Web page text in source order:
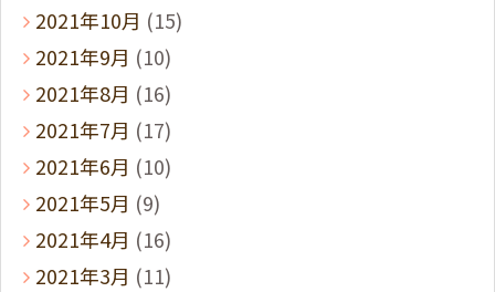
2021年10月 (15)
2021年9月 (10)
2021年8月 (16)
2021年7月 (17)
2021年6月 (10)
2021年5月 (9)
2021年4月 (16)
2021年3月 (11)